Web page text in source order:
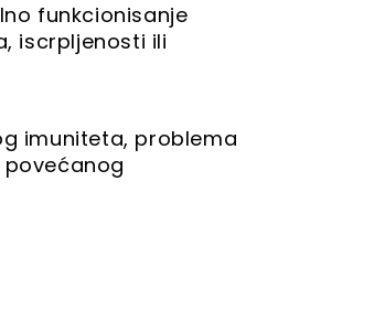
funkcionisanje
iscrpljenosti ili
imuniteta, problema